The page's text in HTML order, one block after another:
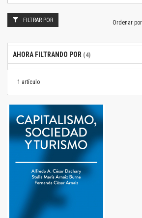
1 artículo
Ordenar por
FILTRAR POR
AHORA FILTRANDO POR